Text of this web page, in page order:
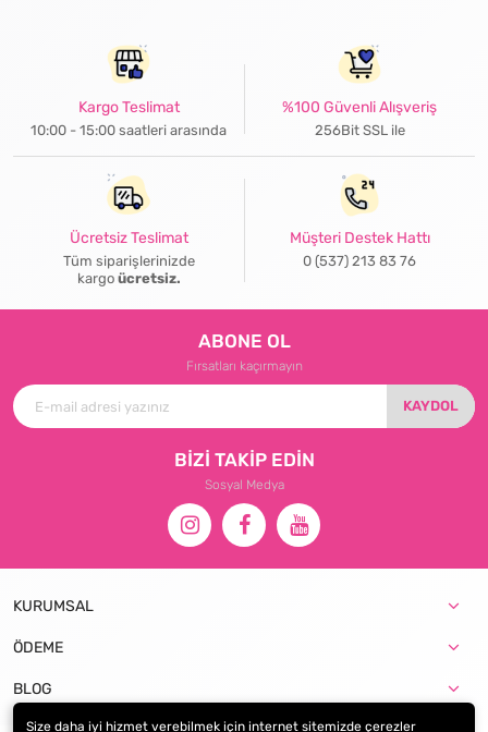
Kargo Teslimat
10:00 - 15:00 saatleri arasında
%100 Güvenli Alışveriş
256Bit SSL ile
Ücretsiz Teslimat
Tüm siparişlerinizde
kargo ücretsiz.
Müşteri Destek Hattı
0 (537) 213 83 76
ABONE OL
Fırsatları kaçırmayın
KAYDOL
BİZİ TAKİP EDİN
Sosyal Medya
KURUMSAL
ÖDEME
BLOG
Size daha iyi hizmet verebilmek için internet sitemizde çerezler